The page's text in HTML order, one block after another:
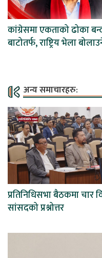
कांग्रेसमा एकताको ढोका
बाटोतर्फ, राष्ट्रिय भेला
अन्य समाचारहरु:
प्रतिनिधिसभा बैठकमा चार
सांसदको प्रश्नोत्तर